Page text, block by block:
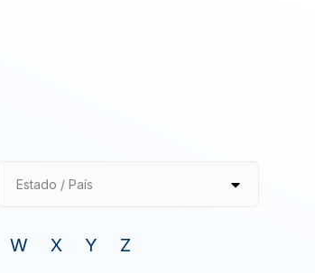
Estado / País
W X Y Z